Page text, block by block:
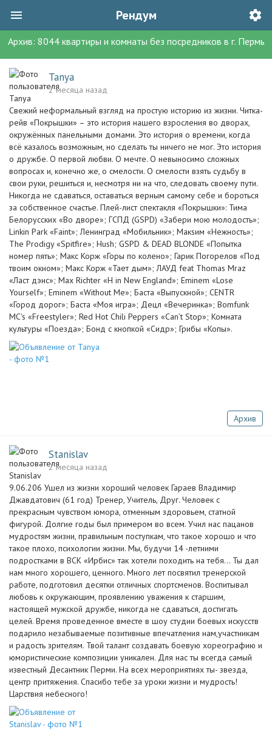
Рендум
Архив: 8044квартиры и комнаты без посредников в г. Пермь
Tanya
2 месяца назад
Свежий неформальный взгляд на простую историю из жизни. Читка-
рейв «Покрышки» – это история нашего взросления во дворах,
окружённых панельными домами. Это история о времени, когда
всё казалось возможным, но сделать ты ничего не мог. Это история
о дружбе. О первой любви. О мечте. О невыносимо сложных
вопросах и, конечно же, о смелости. О смелости взять судьбу в
свои руки, решиться и, несмотря ни на что, следовать своему пути.
Никогда не сдаваться, оставаться верным самому себе и бороться
за собственное счастье. Плей-лист спектакля «Покрышки»: Тима
Белорусских «Во дворе»; ГСПД (GSPD) «Забери мою молодость»;
Linkin Park «Faint»; Ленинград «Мобильник»; Макsим «Нежность»;
The Prodigy «Spitfire»; Hush; GSPD & DEAD BLONDE «Попытка
номер пять»; Макс Корж «Горы по колено»; Гарик Погорелов «Под
твоим окном»; Макс Корж «Тает дым»; ЛАУД feat Thomas Mraz
«Ласт дэнс»; Max Richter «H in New England»; Eminem «Lose
Yourself»; Eminem «Without Me»; Баста «Выпускной»; CENTR
«Город дорог»; Баста «Моя игра»; Децл «Вечеринка»; Bomfunk
MC's «Freestyler»; Red Hot Chili Peppers «Can’t Stop»; Комната
культуры «Поезда»; Бонд с кнопкой «Сидр»; Грибы «Копы».
Архив
Stanislav
2 месяца назад
9.06.206 Ушел из жизни хороший человек Гараев Владимир
Джавдатович (61 год) Тренер, Учитель, Друг. Человек с
прекрасным чувством юмора, отменным здоровьем, статной
фигурой. Долгие годы был примером во всем. Учил нас пацанов
мудростям жизни, правильным поступкам, что такое хорошо и что
такое плохо, психологии жизни. Мы, будучи 14 -летними
подростками в ВСК «Ирбис» так хотели походить на тебя… Ты дал
нам много хорошего, ценного. Много лет посвятил тренерской
работе, подготовил десятки отличных спортсменов. Воспитывал
любовь к окружающим, проявлению уважения к старшим,
настоящей мужской дружбе, никогда не сдаваться, достигать
целей. Время проведенное вместе в шоу студии боевых искусств
подарило незабываемые позитивные впечатления нам,участникам
и радость зрителям. Твой талант создавать боевую хореографию и
юмористические композиции уникален. Для нас ты всегда самый
известный Десантник Перми. На всех мероприятиях ты- звезда,
центр притяжения. Спасибо тебе за уроки жизни и мудрость!
Царствия небесного!